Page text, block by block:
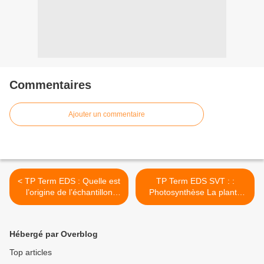
Commentaires
Ajouter un commentaire
< TP Term EDS : Quelle est
l’origine de l’échantillon
d’eau ?
TP Term EDS SVT : :
Photosynthèse La plante
productrice de matière
Hébergé par Overblog
Top articles